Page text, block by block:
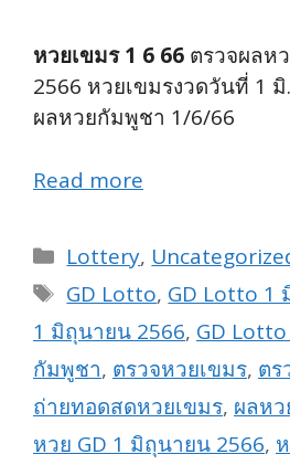
หวยเขมร 1 6 66 ตรวจผลห
2566 หวยเขมรงวดวันที่ 1
ผลหวยกัมพูชา 1/6/66
Read more
Categories
Lottery,
Tags
GD Lotto, GD Lotto 1
1 มิถุนายน 2566, GD
กัมพูชา, ตรวจหวยเขมร, ตร
ถ่ายทอดสดหวยเขมร, ผลหว
หวย GD 1 มิถุนายน 2566,